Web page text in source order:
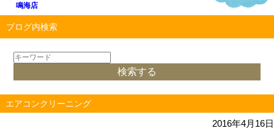
鳴海店
ブログ内検索
エアコンクリーニング
2016年4月16日